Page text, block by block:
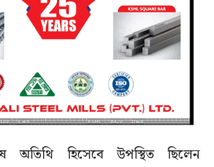
অতিথি হিসেবে উপস্থিত ছিলেন